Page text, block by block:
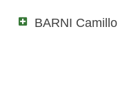
BARNI Camillo